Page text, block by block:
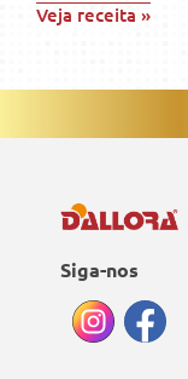
Veja receita »
Siga-nos